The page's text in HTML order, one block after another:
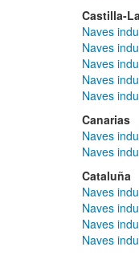
Castilla-
Naves
Naves
Naves
Naves
Naves
Canarias
Naves
Naves
Cataluña
Naves
Naves
Naves
Naves